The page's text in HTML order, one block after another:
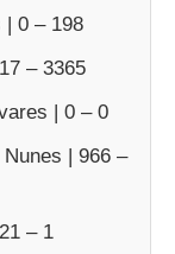
| 0 – 198
– 3365
| 0 – 0
| 966 –
– 1